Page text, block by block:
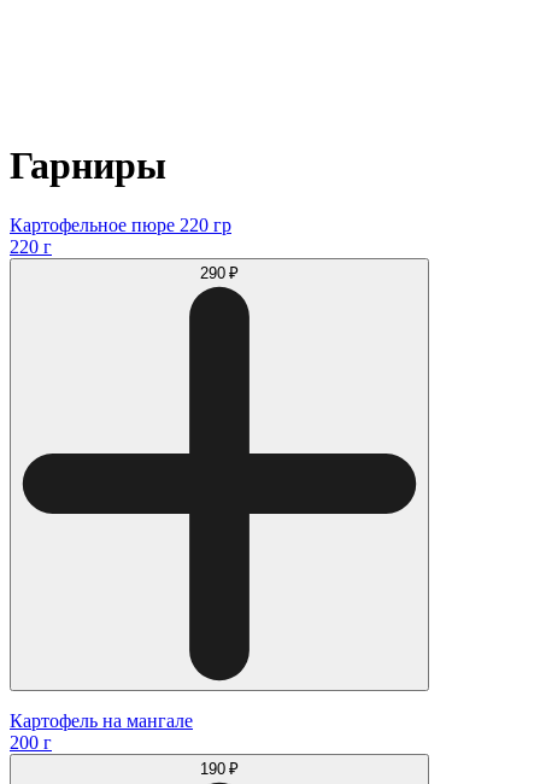
Гарниры
Картофельное пюре 220 гр
220 г
290 ₽
Картофель на мангале
200 г
190 ₽